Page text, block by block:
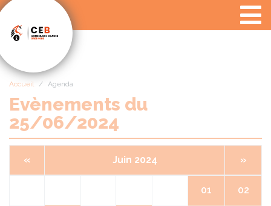
Accueil Agenda
Evènements du
25/06/2024
« Juin 2024 »
01 02
Panneau de gestion des cookies